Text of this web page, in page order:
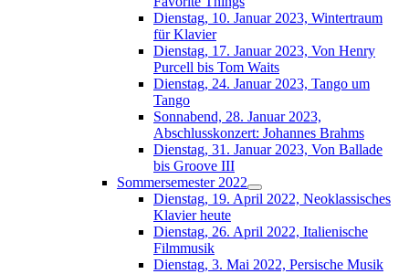
Dienstag, 10. Januar 2023, Wintertraum
für Klavier
Dienstag, 17. Januar 2023, Von Henry
Purcell bis Tom Waits
Dienstag, 24. Januar 2023, Tango um
Tango
Sonnabend, 28. Januar 2023,
Abschlusskonzert: Johannes Brahms
Dienstag, 31. Januar 2023, Von Ballade
bis Groove III
Sommersemester 2022
Dienstag, 19. April 2022, Neoklassisches
Klavier heute
Dienstag, 26. April 2022, Italienische
Filmmusik
Dienstag, 3. Mai 2022, Persische Musik